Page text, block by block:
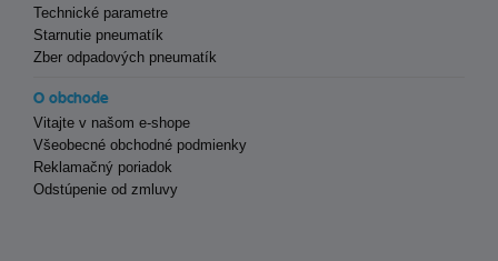
Technické parametre
Starnutie pneumatík
Zber odpadových pneumatík
O obchode
Vitajte v našom e-shope
Všeobecné obchodné podmienky
Reklamačný poriadok
Odstúpenie od zmluvy